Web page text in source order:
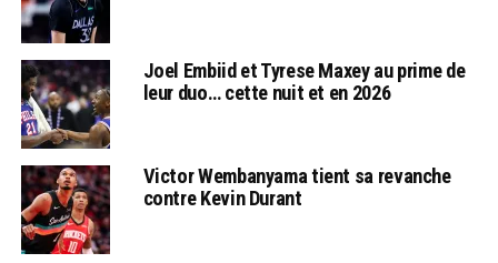
Joel Embiid et Tyrese Maxey au prime de
leur duo… cette nuit et en 2026
Victor Wembanyama tient sa revanche
contre Kevin Durant